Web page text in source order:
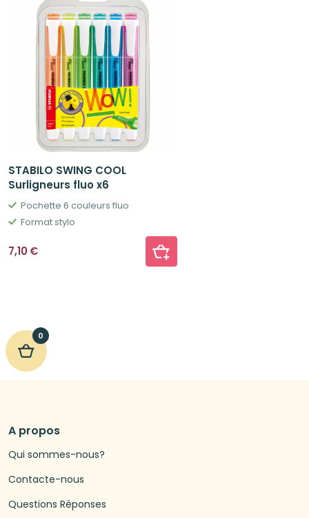
STABILO SWING COOL
Surligneurs fluo x6
Pochette 6 couleurs fluo
Format stylo
7,10€
0
A propos
Qui sommes-nous?
Contacte-nous
Questions Réponses